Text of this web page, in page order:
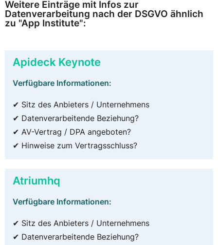
Weitere Einträge mit Infos zur
Datenverarbeitung nach der DSGVO ähnlich
zu "App Institute":
Apideck Keynote
Verfügbare Informationen:
✔ Sitz des Anbieters / Unternehmens
✔ Datenverarbeitende Beziehung?
✔ AV-Vertrag / DPA angeboten?
✔ Hinweise zum Vertragsschluss?
Atriumhq
Verfügbare Informationen:
✔ Sitz des Anbieters / Unternehmens
✔ Datenverarbeitende Beziehung?